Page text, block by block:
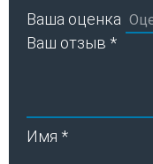
Ваша оценка
Ваш отзыв *
Имя *